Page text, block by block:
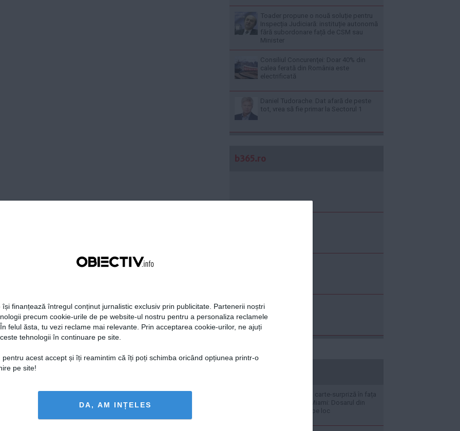
își finanțează întregul conținut jurnalistic exclusiv prin publicitate. Partenerii noștri
precum cookie-urile de pe website-ul nostru pentru a personaliza reclamele
felul ăsta, tu vezi reclame mai relevante. Prin acceptarea cookie-urilor, ne ajuți
tehnologii în continuare pe site.
pentru acest accept și îți reamintim că îți poți schimba oricând opțiunea printr-o
pe site!
DA, AM INȚELES
Toader propune o nouă soluție pentru
Inspecția Judiciară: instituție autonomă
fără subordonare față de CSM sau
Minister
Consiliul Concurenţei: Doar 40% din
calea ferată din România este
electrificată
Daniel Tudorache. Dat afară de peste
tot, vrea să fie primar la Sectorul 1
b365.ro
Frații Tate joacă o carte-surpriză în fața
judecătoarei din Miami: Dosarul din
România rămâne pe loc